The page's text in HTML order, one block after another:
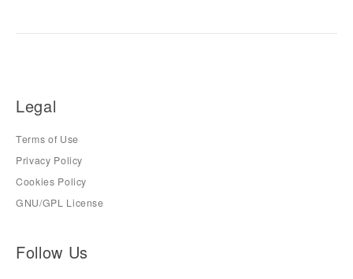
Legal
Terms of Use
Privacy Policy
Cookies Policy
GNU/GPL License
Follow Us